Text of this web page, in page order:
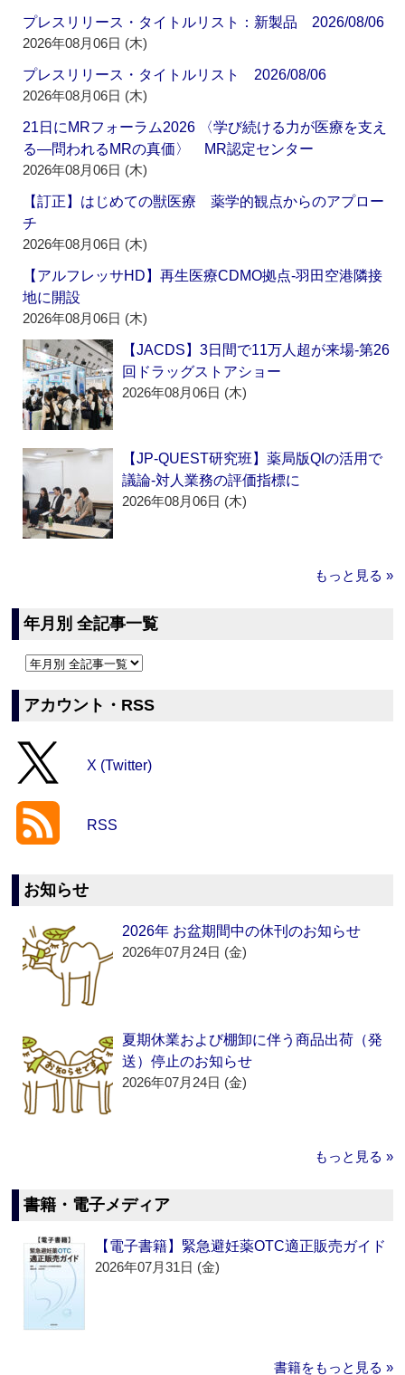
プレスリリース・タイトルリスト：新製品 2026/08/06
2026年08月06日 (木)
プレスリリース・タイトルリスト 2026/08/06
2026年08月06日 (木)
21日にMRフォーラム2026 〈学び続ける力が医療を支え
る―問われるMRの真価〉 MR認定センター
2026年08月06日 (木)
【訂正】はじめての獣医療 薬学的観点からのアプロー
チ
2026年08月06日 (木)
【アルフレッサHD】再生医療CDMO拠点‐羽田空港隣接
地に開設
2026年08月06日 (木)
【JACDS】3日間で11万人超が来場‐第26
回ドラッグストアショー
2026年08月06日 (木)
【JP-QUEST研究班】薬局版QIの活用で
議論‐対人業務の評価指標に
2026年08月06日 (木)
もっと見る »
年月別 全記事一覧
アカウント・RSS
X (Twitter)
RSS
お知らせ
2026年 お盆期間中の休刊のお知らせ
2026年07月24日 (金)
夏期休業および棚卸に伴う商品出荷（発
送）停止のお知らせ
2026年07月24日 (金)
もっと見る »
書籍・電子メディア
【電子書籍】緊急避妊薬OTC適正販売ガイド
2026年07月31日 (金)
書籍をもっと見る »